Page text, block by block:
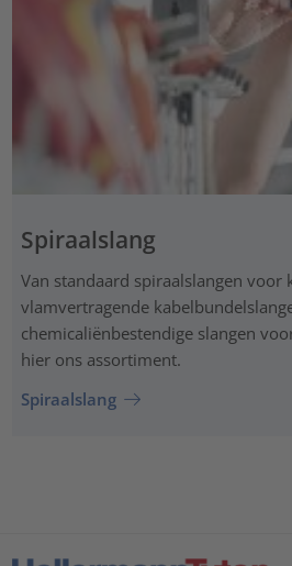
Spiraalslang
Van standaard spiraalslangen
vlamvertragende
chemicaliënbestendige slangen
hier ons assortiment.
Spiraalslang